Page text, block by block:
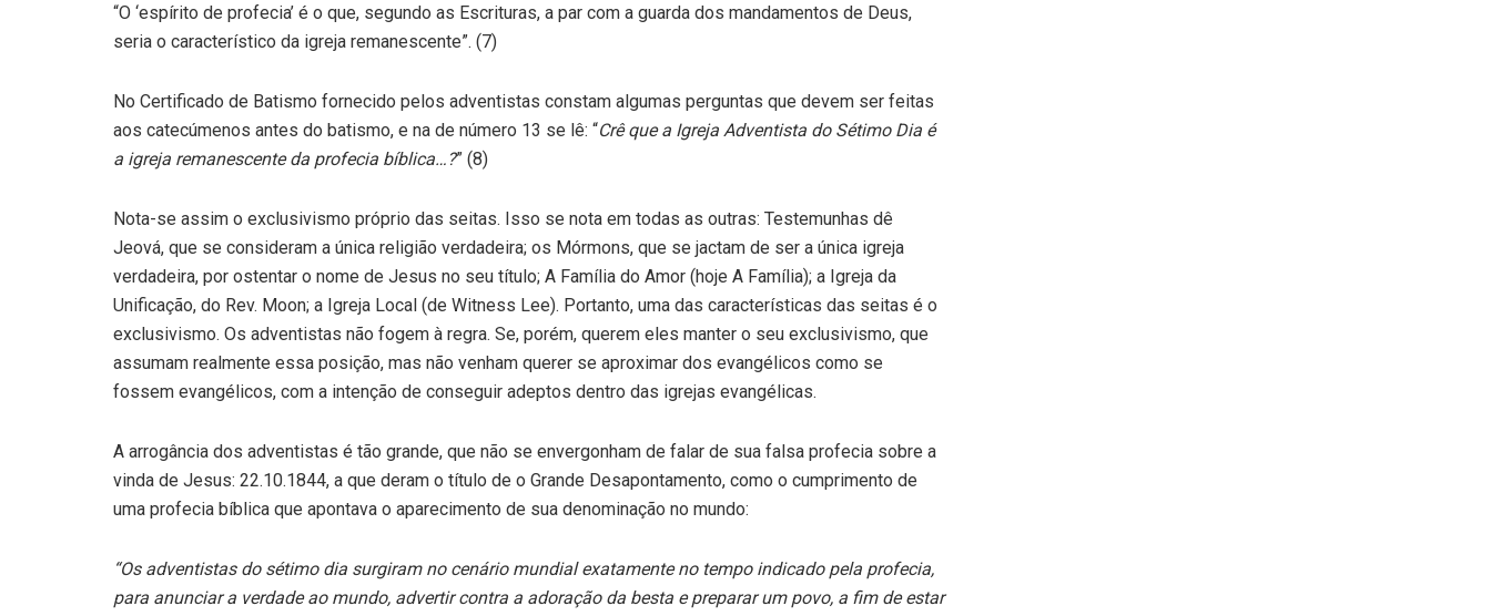
“O ‘espírito de profecia’ é o que, segundo as Escrituras, a par com a guarda dos mandamentos de Deus,
seria o característico da igreja remanescente”. (7)
No Certificado de Batismo fornecido pelos adventistas constam algumas perguntas que devem ser feitas
aos catecúmenos antes do batismo, e na de número 13 se lê: “Crê que a Igreja Adventista do Sétimo Dia é
a igreja remanescente da profecia bíblica…?” (8)
Nota-se assim o exclusivismo próprio das seitas. Isso se nota em todas as outras: Testemunhas dê
Jeová, que se consideram a única religião verdadeira; os Mórmons, que se jactam de ser a única igreja
verdadeira, por ostentar o nome de Jesus no seu título; A Família do Amor (hoje A Família); a Igreja da
Unificação, do Rev. Moon; a Igreja Local (de Witness Lee). Portanto, uma das características das seitas é o
exclusivismo. Os adventistas não fogem à regra. Se, porém, querem eles manter o seu exclusivismo, que
assumam realmente essa posição, mas não venham querer se aproximar dos evangélicos como se
fossem evangélicos, com a intenção de conseguir adeptos dentro das igrejas evangélicas.
A arrogância dos adventistas é tão grande, que não se envergonham de falar de sua falsa profecia sobre a
vinda de Jesus: 22.10.1844, a que deram o título de o Grande Desapontamento, como o cumprimento de
uma profecia bíblica que apontava o aparecimento de sua denominação no mundo:
“Os adventistas do sétimo dia surgiram no cenário mundial exatamente no tempo indicado pela profecia,
para anunciar a verdade ao mundo, advertir contra a adoração da besta e preparar um povo, a fim de estar